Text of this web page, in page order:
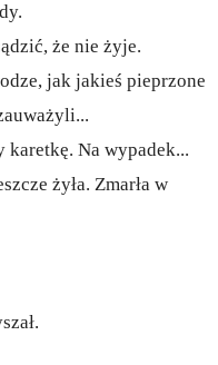
że nie żyje.
jak jakieś pieprzone
karetkę. Na wypadek...
żyła. Zmarła w